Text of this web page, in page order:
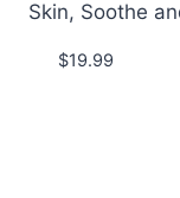
$19.99